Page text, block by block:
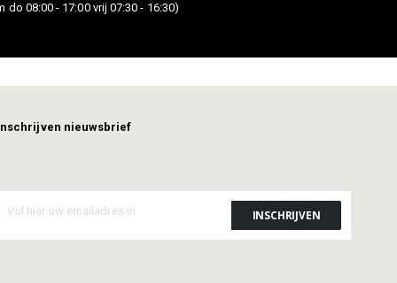
do 08:00 - 17:00 vrij 07:30 - 16:30)
nieuwsbrief